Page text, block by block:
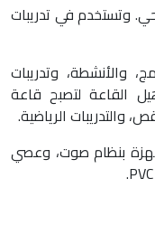
وتستخدم في تدريبات
والأنشطة، وتدريبات
اعادة تأهيل القاعة لتصبح قاعة
والتدريبات الرياضية.
بنظام صوت، وعصي